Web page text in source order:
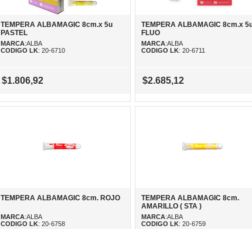
TEMPERA ALBAMAGIC 8cm.x 5u
PASTEL
MARCA:ALBA
CODIGO LK: 20-6710
$1.806,92
TEMPERA ALBAMAGIC 8cm.x
FLUO
MARCA:ALBA
CODIGO LK: 20-6711
$2.685,12
TEMPERA ALBAMAGIC 8cm. ROJO
MARCA:ALBA
CODIGO LK: 20-6758
TEMPERA ALBAMAGIC 8cm.
AMARILLO ( STA )
MARCA:ALBA
CODIGO LK: 20-6759